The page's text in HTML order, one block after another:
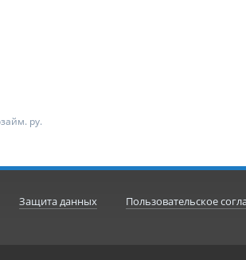
ру.
Защита данных Пользовательское